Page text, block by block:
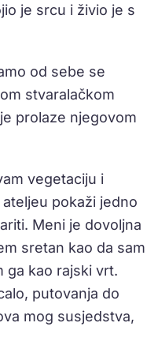
je srcu i živio je s
od sebe se
stvaralačkom
prolaze njegovom
vegetaciju i
pokaži jedno
Meni je dovoljna
sretan kao da sam
ga kao rajski vrt.
putovanja do
mog susjedstva,